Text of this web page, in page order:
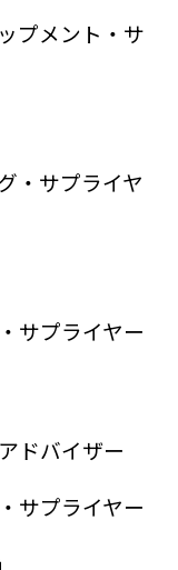
プメント・サ
・サプライヤ
サプライヤー
ドバイザー
サプライヤー